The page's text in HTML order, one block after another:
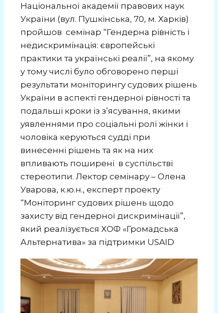
Національної академії правових наук
України (вул. Пушкінська, 70, м. Харків)
пройшов семінар “Гендерна рівність і
недискримінація: європейські
практики та українські реалії”, на якому
у тому числі було обговорено перші
результати моніторингу судових рішень
України в аспекті гендерної рівності та
подальші кроки із з’ясування, якими
уявленнями про соціальні ролі жінки і
чоловіка керуються судді при
винесенні рішень та як на них
впливають поширені в суспільстві
стереотипи. Лектор семінару – Олена
Уварова, к.ю.н., експерт проекту
“Моніторинг судових рішень щодо
захисту від гендерної дискримінації”,
який реалізується ХОФ «Громадська
Альтернатива» за підтримки USAID